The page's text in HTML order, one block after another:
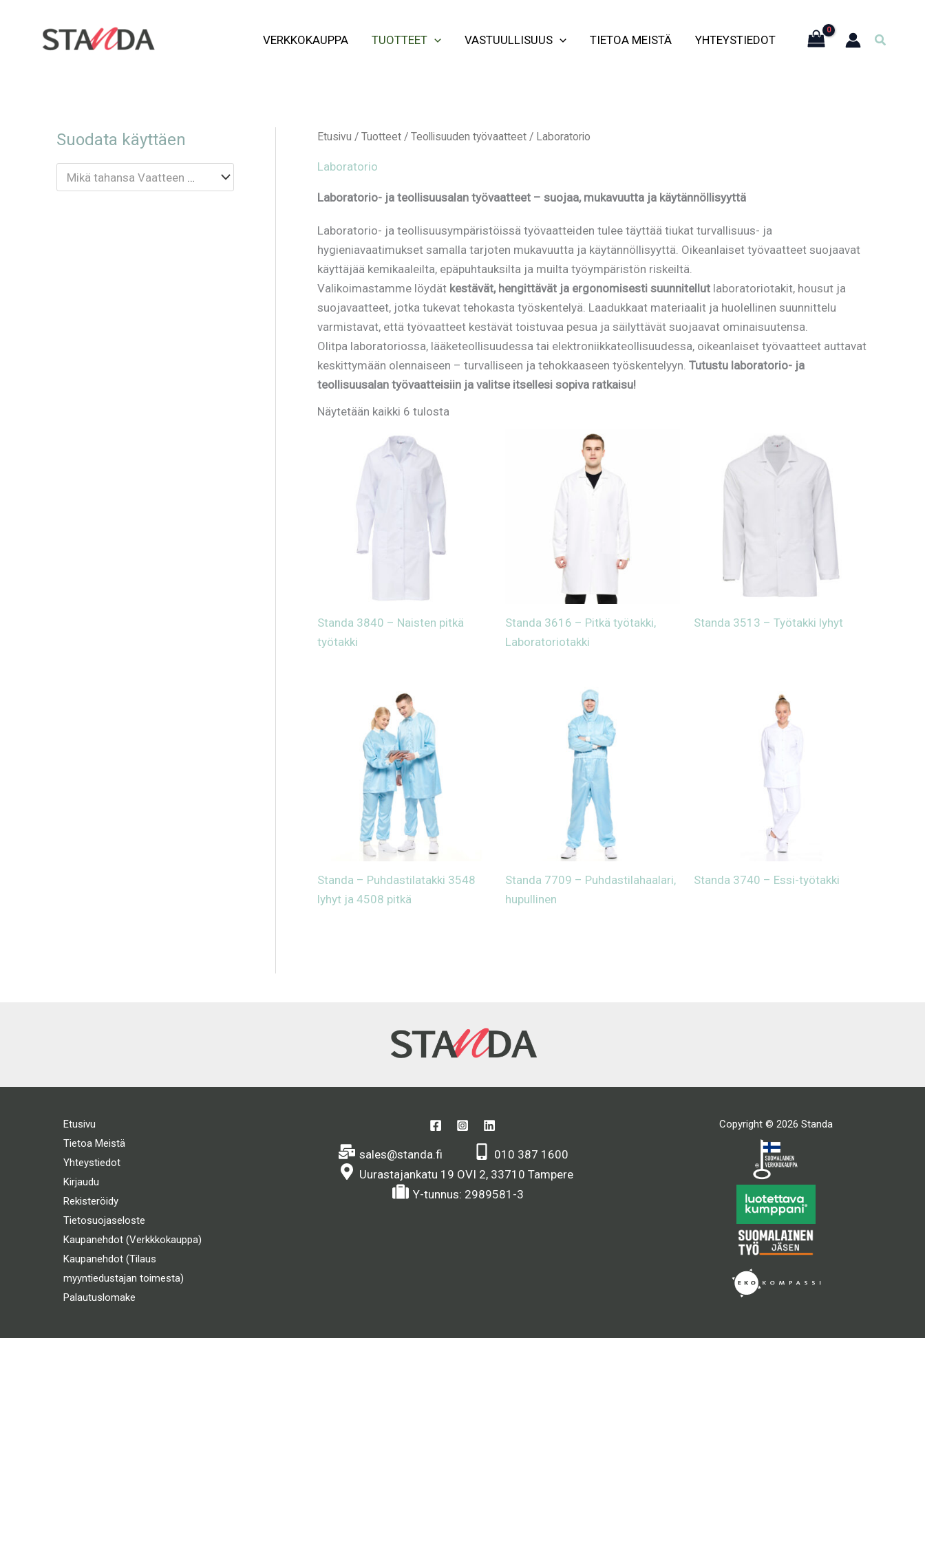
sisältöön
VERKKOKAUPPA TUOTTEET VASTUULLISUUS TIETOA MEISTÄ YHTEYSTIEDOT Hae
Suodata käyttäen
Mikä tahansa Vaatteen tyyppi
Etusivu / Tuotteet/ Teollisuuden työvaatteet/ Laboratorio
Laboratorio
Laboratorio- ja teollisuusalan työvaatteet – suojaa, mukavuutta ja käytännöllisyyttä
Laboratorio- ja teollisuusympäristöissä työvaatteiden tulee täyttää tiukat turvallisuus- ja
hygieniavaatimukset samalla tarjoten mukavuutta ja käytännöllisyyttä. Oikeanlaiset työvaatteet suojaavat
käyttäjää kemikaaleilta, epäpuhtauksilta ja muilta työympäristön riskeiltä.
Valikoimastamme löydät kestävät, hengittävät ja ergonomisesti suunnitellutlaboratoriotakit, housut ja
suojavaatteet, jotka tukevat tehokasta työskentelyä. Laadukkaat materiaalit ja huolellinen suunnittelu
varmistavat, että työvaatteet kestävät toistuvaa pesua ja säilyttävät suojaavat ominaisuutensa.
Olitpa laboratoriossa, lääketeollisuudessa tai elektroniikkateollisuudessa, oikeanlaiset työvaatteet auttavat
keskittymään olennaiseen – turvalliseen ja tehokkaaseen työskentelyyn. Tutustu laboratorio- ja
teollisuusalan työvaatteisiin ja valitse itsellesi sopiva ratkaisu!
Näytetään kaikki 6 tulosta
Standa 3840 – Naisten pitkä
työtakki
Standa 3616 – Pitkä työtakki,
Laboratoriotakki
Standa 3513 – Työtakki lyhyt
Standa – Puhdastilatakki 3548
lyhyt ja 4508 pitkä
Standa 7709 – Puhdastilahaalari,
hupullinen
Standa 3740 – Essi-työtakki
Etusivu
Tietoa Meistä
Yhteystiedot
Kirjaudu
Rekisteröidy
Tietosuojaseloste
Kaupanehdot (Verkkkokauppa)
Kaupanehdot (Tilaus
myyntiedustajan toimesta)
Palautuslomake
sales@standa.fi
010 387 1600
Uurastajankatu 19 OVI 2, 33710 Tampere
Y-tunnus: 2989581-3
Copyright © 2026 Standa